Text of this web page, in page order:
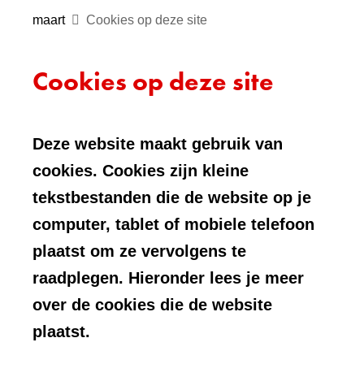
maart Cookies op deze site
Cookies op deze site
Deze website maakt gebruik van
cookies. Cookies zijn kleine
tekstbestanden die de website op je
computer, tablet of mobiele telefoon
plaatst om ze vervolgens te
raadplegen. Hieronder lees je meer
over de cookies die de website
plaatst.